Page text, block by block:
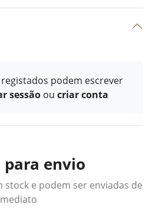
podem escrever
sessão ou criar conta
para envio
stock e podem ser enviadas de